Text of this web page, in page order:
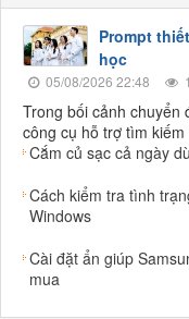
Prompt
học
05/08/2026 22:48
Trong bối cảnh chuyển
công cụ hỗ trợ tìm
Cắm củ sạc cả ngày
Cách kiểm tra tình
Windows
Cài đặt ẩn giúp
mua